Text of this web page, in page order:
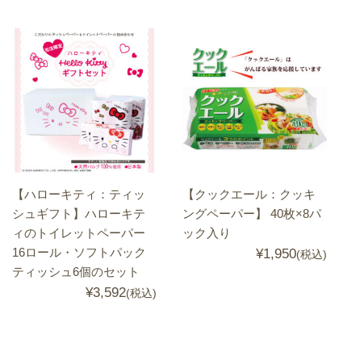
【ハローキティ：ティッ
シュギフト】ハローキテ
ィのトイレットペーパー
16ロール・ソフトパック
ティッシュ6個のセット
¥3,592(税込)
【クックエール：クッキ
ングペーパー】 40枚×8パ
ック入り
¥1,950(税込)